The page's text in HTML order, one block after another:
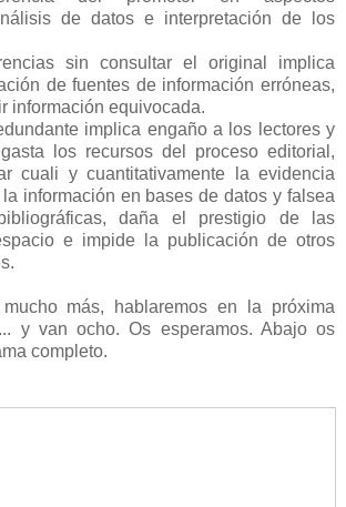
de datos e interpretación de los
sin consultar el original implica
de fuentes de información erróneas,
información equivocada.
implica engaño a los lectores y
los recursos del proceso editorial,
cuali y cuantitativamente la evidencia
información en bases de datos y falsea
daña el prestigio de las
e impide la publicación de otros
más, hablaremos en la próxima
y van ocho. Os esperamos. Abajo os
completo.